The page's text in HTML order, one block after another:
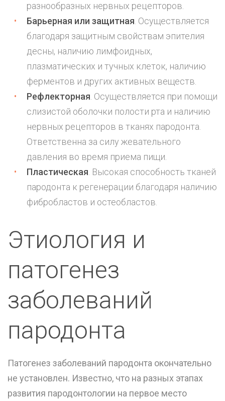
разнообразных нервных рецепторов.
Барьерная или защитная. Осуществляется
благодаря защитным свойствам эпителия
десны, наличию лимфоидных,
плазматических и тучных клеток, наличию
ферментов и других активных веществ.
Рефлекторная. Осуществляется при помощи
слизистой оболочки полости рта и наличию
нервных рецепторов в тканях пародонта.
Ответственна за силу жевательного
давления во время приема пищи.
Пластическая. Высокая способность тканей
пародонта к регенерации благодаря наличию
фибробластов и остеобластов.
Этиология и
патогенез
заболеваний
пародонта
Патогенез заболеваний пародонта окончательно
не установлен. Известно, что на разных этапах
развития пародонтологии на первое место